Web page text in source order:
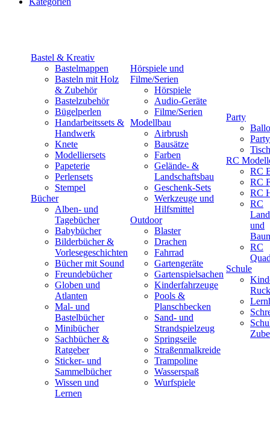
Bastel & Kreativ
Bastelmappen
Basteln mit Holz
& Zubehör
Bastelzubehör
Bügelperlen
Handarbeitssets &
Handwerk
Knete
Modelliersets
Papeterie
Perlensets
Stempel
Bücher
Alben- und
Tagebücher
Babybücher
Bilderbücher &
Vorlesegeschichten
Bücher mit Sound
Freundebücher
Globen und
Atlanten
Mal- und
Bastelbücher
Minibücher
Sachbücher &
Ratgeber
Sticker- und
Sammelbücher
Wissen und
Lernen
Hörspiele und
Filme/Serien
Hörspiele
Audio-Geräte
Filme/Serien
Modellbau
Airbrush
Bausätze
Farben
Gelände- &
Landschaftsbau
Geschenk-Sets
Werkzeuge und
Hilfsmittel
Outdoor
Blaster
Drachen
Fahrrad
Gartengeräte
Gartenspielsachen
Kinderfahrzeuge
Pools &
Planschbecken
Sand- und
Strandspielzeug
Springseile
Straßenmalkreide
Trampoline
Wasserspaß
Wurfspiele
Party
RC
RC
RC
RC
RC
und
RC
Schule